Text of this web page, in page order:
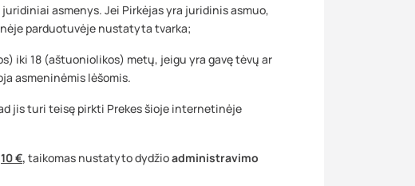
asmenys. Jei Pirkėjas yra juridinis asmuo,
parduotuvėje nustatyta tvarka;
18 (aštuoniolikos) metų, jeigu yra gavę tėvų ar
asmeninėmis lėšomis.
jis turi teisę pirkti Prekes šioje internetinėje
10 €, taikomas nustatyto dydžioadministravimo